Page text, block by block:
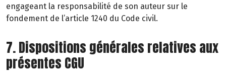
engageant la responsabilité de son auteur sur le
fondement de l’article 1240 du Code civil.
7. Dispositions générales relatives aux
présentes CGU